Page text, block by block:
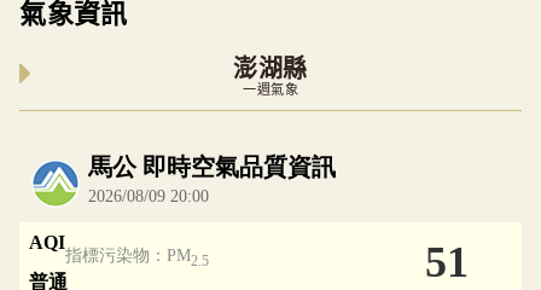
氣象資訊
澎湖縣
一週氣象
內嵌空氣品質小工具為視覺預覽，完整即時空